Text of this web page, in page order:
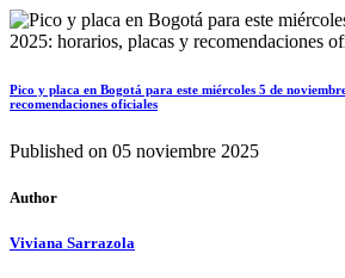
Pico y placa en Bogotá para este miércoles 5 de
recomendaciones oficiales
Published on 05 noviembre 2025
Author
Viviana Sarrazola